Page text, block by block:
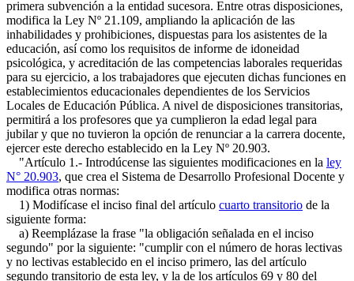
primera subvención a la entidad sucesora. Entre otras disposiciones,
modifica la Ley Nº 21.109, ampliando la aplicación de las
inhabilidades y prohibiciones, dispuestas para los asistentes de la
educación, así como los requisitos de informe de idoneidad
psicológica, y acreditación de las competencias laborales requeridas
para su ejercicio, a los trabajadores que ejecuten dichas funciones en
establecimientos educacionales dependientes de los Servicios
Locales de Educación Pública. A nivel de disposiciones transitorias,
permitirá a los profesores que ya cumplieron la edad legal para
jubilar y que no tuvieron la opción de renunciar a la carrera docente,
ejercer este derecho establecido en la Ley Nº 20.903.
"Artículo 1.- Introdúcense las siguientes modificaciones en la ley
N° 20.903, que crea el Sistema de Desarrollo Profesional Docente y
modifica otras normas:
1) Modifícase el inciso final del artículo cuarto transitorio de la
siguiente forma:
a) Reemplázase la frase "la obligación señalada en el inciso
segundo" por la siguiente: "cumplir con el número de horas lectivas
y no lectivas establecido en el inciso primero, las del artículo
segundo transitorio de esta ley, y la de los artículos 69 y 80 del